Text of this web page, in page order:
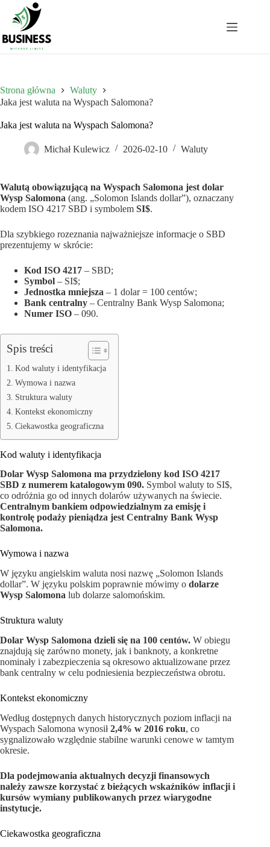
Przejdź
treści
Strona główna
Waluty
Jaka jest waluta na Wyspach Salomona?
Jaka jest waluta na Wyspach Salomona?
Michał Kulewicz 2026-02-10 Waluty
Walutą obowiązującą na Wyspach Salomona jest dolar
Wysp Salomona (ang. „Solomon Islands dollar”), oznaczany
kodem ISO 4217 SBD i symbolem SI$.
Dla szybkiego rozeznania najważniejsze informacje o SBD
prezentujemy w skrócie:
Kod ISO 4217 – SBD;
Symbol – SI$;
Jednostka mniejsza – 1 dolar = 100 centów;
Bank centralny – Centralny Bank Wysp Salomona;
Numer ISO – 090.
Spis treści
Kod waluty i identyfikacja
Wymowa i nazwa
Struktura waluty
Kontekst ekonomiczny
Ciekawostka geograficzna
Kod waluty i identyfikacja
Dolar Wysp Salomona ma przydzielony kod ISO 4217
SBD z numerem katalogowym 090. Symbol waluty to SI$,
co odróżnia go od innych dolarów używanych na świecie.
Centralnym bankiem odpowiedzialnym za emisję i
kontrolę podaży pieniądza jest Centralny Bank Wysp
Salomona.
Wymowa i nazwa
W języku angielskim waluta nosi nazwę „Solomon Islands
dollar”. W języku polskim poprawnie mówimy o dolarze
Wysp Salomona lub dolarze salomońskim.
Struktura waluty
Dolar Wysp Salomona dzieli się na 100 centów. W obiegu
znajdują się zarówno monety, jak i banknoty, a konkretne
nominały i zabezpieczenia są okresowo aktualizowane przez
bank centralny w celu podniesienia bezpieczeństwa obrotu.
Kontekst ekonomiczny
Według dostępnych danych historycznych poziom inflacji na
Wyspach Salomona wynosił2,4% w 2016 roku, co
sygnalizowało względnie stabilne warunki cenowe w tamtym
okresie.
Dla podejmowania aktualnych decyzji finansowych
należy zawsze korzystać z bieżących wskaźników inflacji i
kursów wymiany publikowanych przez wiarygodne
instytucje.
Ciekawostka geograficzna